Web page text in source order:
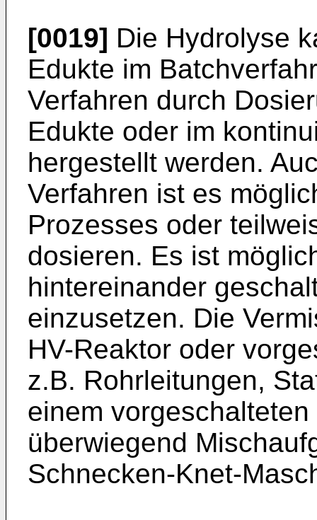
[0019] Die Hydrolyse
Edukte im
Verfahren durch
Edukte oder im
hergestellt werden.
Verfahren ist es
Prozesses oder
dosieren. Es ist
hintereinander
einzusetzen. Die
HV-Reaktor oder
z.B. Rohrleitungen,
einem
überwiegend
Schnecken-Knet-